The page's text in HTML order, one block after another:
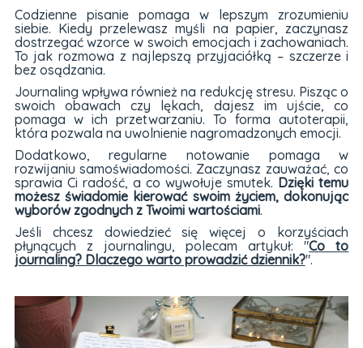
Codzienne pisanie pomaga w lepszym zrozumieniu
siebie. Kiedy przelewasz myśli na papier, zaczynasz
dostrzegać wzorce w swoich emocjach i zachowaniach.
To jak rozmowa z najlepszą przyjaciółką – szczerze i
bez osądzania.
Journaling wpływa również na redukcję stresu. Pisząc o
swoich obawach czy lękach, dajesz im ujście, co
pomaga w ich przetwarzaniu. To forma autoterapii,
która pozwala na uwolnienie nagromadzonych emocji.
Dodatkowo, regularne notowanie pomaga w
rozwijaniu samoświadomości. Zaczynasz zauważać, co
sprawia Ci radość, a co wywołuje smutek. Dzięki temu
możesz świadomie kierować swoim życiem, dokonując
wyborów zgodnych z Twoimi wartościami.
Jeśli chcesz dowiedzieć się więcej o korzyściach
płynących z journalingu, polecam artykuł: "Co to
journaling? Dlaczego warto prowadzić dziennik?".